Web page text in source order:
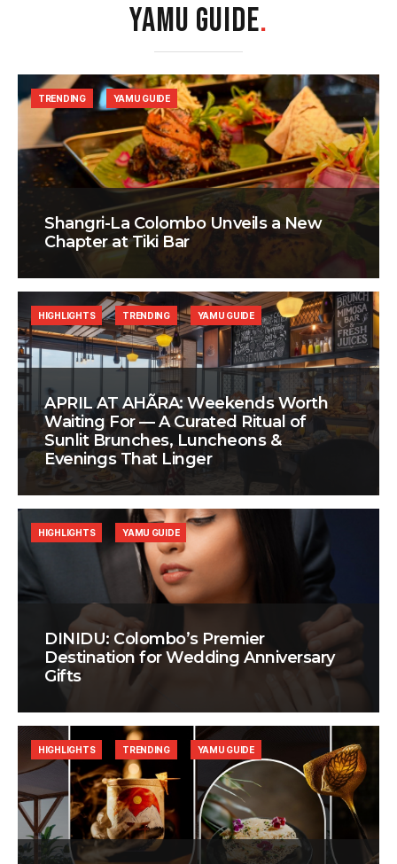
YAMU GUIDE.
Shangri-La Colombo Unveils a New
Chapter at Tiki Bar
TRENDING YAMU GUIDE
APRIL AT AHÃRA: Weekends Worth
Waiting For — A Curated Ritual of
Sunlit Brunches, Luncheons &
Evenings That Linger
HIGHLIGHTS TRENDING YAMU GUIDE
DINIDU: Colombo’s Premier
Destination for Wedding Anniversary
Gifts
HIGHLIGHTS YAMU GUIDE
HIGHLIGHTS TRENDING YAMU GUIDE